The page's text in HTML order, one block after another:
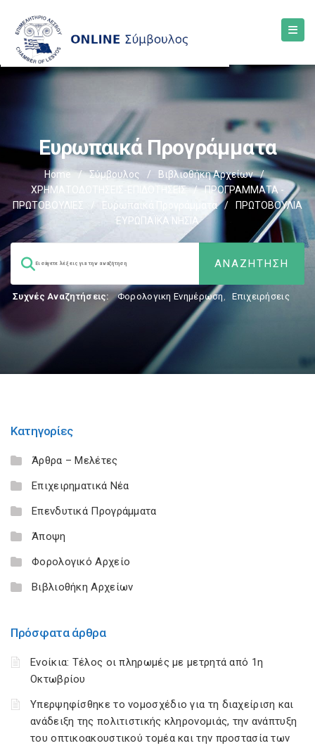
Ευρωπαικά Προγράμματα
Home / Σύμβουλος / Βιβλιοθήκη Αρχείων
/
ΧΡΗΜΑΤΟΔΟΤΗΣΕΙΣ-ΕΠΙΔΟΤΗΣΕΙΣ
/
ΠΡΟΓΡΑΜΜΑΤΑ -
ΠΡΩΤΟΒΟΥΛΙΕΣ
/ Ευρωπαικά Προγράμματα /
ΠΡΩΤΟΒΟΥΛΙΑ
ΕΥΡΩΠΑΪΚΑ ΝΗΣΙΑ
Συχνές Αναζητήσεις: Φορολογικη Ενημέρωση, Επιχειρήσεις
Κατηγορίες
Άρθρα – Μελέτες
Επιχειρηματικά Νέα
Επενδυτικά Προγράμματα
Άποψη
Φορολογικό Αρχείο
Βιβλιοθήκη Αρχείων
Πρόσφατα άρθρα
Ενοίκια: Τέλος οι πληρωμές με μετρητά από 1η
Οκτωβρίου
Υπερψηφίσθηκε το νομοσχέδιο για τη διαχείριση και
ανάδειξη της πολιτιστικής κληρονομιάς, την ανάπτυξη
του οπτικοακουστικού τομέα και την προστασία των